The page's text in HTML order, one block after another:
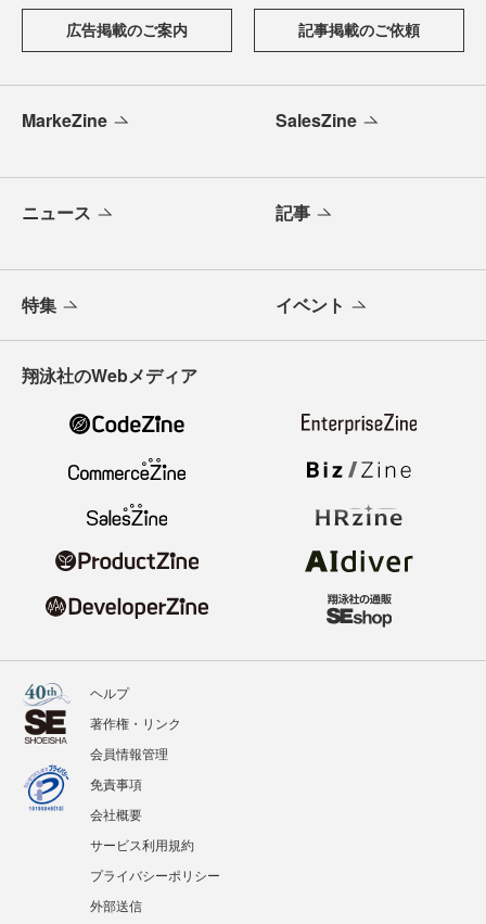
広告掲載のご案内 記事掲載のご依頼
MarkeZine SalesZine
ニュース 記事
特集 イベント
翔泳社のWebメディア
ヘルプ
著作権・リンク
会員情報管理
免責事項
会社概要
サービス利用規約
プライバシーポリシー
外部送信